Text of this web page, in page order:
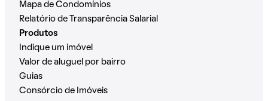
Mapa de Condomínios
Relatório de Transparência Salarial
Produtos
Indique um imóvel
Valor de aluguel por bairro
Guias
Consórcio de Imóveis